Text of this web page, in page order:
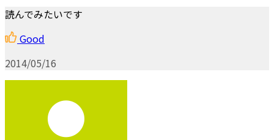
読んでみたいです
Good
2014/05/16